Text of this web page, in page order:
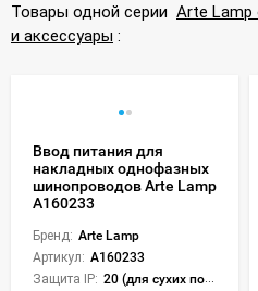
Товары одной серии Arte
и аксессуары :
Ввод питания для
накладных однофазных
шинопроводов Arte Lamp
A160233
Бренд: Arte Lamp
Артикул: A160233
Защита IP: 20 (для сухих пом.)